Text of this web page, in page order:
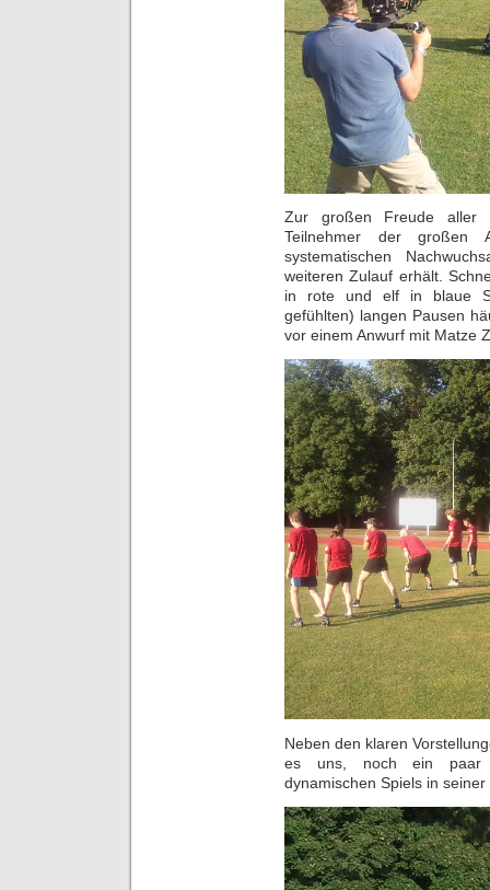
Zur großen Freude aller
Teilnehmer der großen
systematischen
weiteren Zulauf erhält.
in rote und elf in blaue
gefühlten) langen Pausen
vor einem Anwurf mit Matze
Neben den klaren
es uns, noch ein paar
dynamischen Spiels in